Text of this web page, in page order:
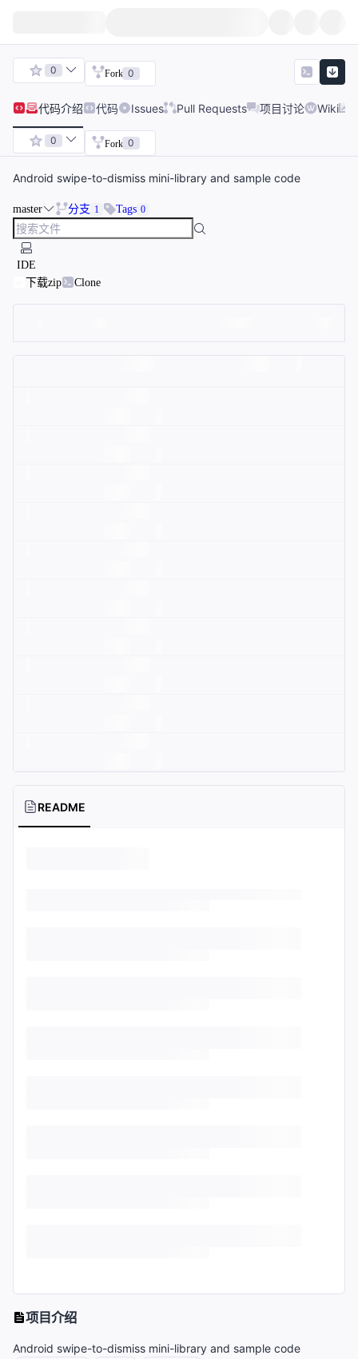
0 Fork 0
代码介绍 代码 Issues Pull Requests 项目讨论 Wiki
0 Fork 0
Android swipe-to-dismiss mini-library and sample code
master 分支 1 Tags 0
IDE
下载zip
Clone
README
项目介绍
Android swipe-to-dismiss mini-library and sample code